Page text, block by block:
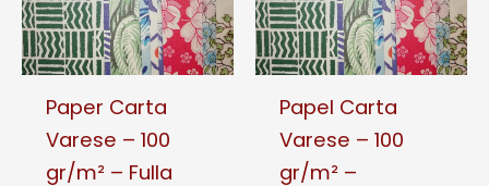
Paper Carta
Varese – 100
gr/m² – Fulla
Papel Carta
Varese – 100
gr/m² –